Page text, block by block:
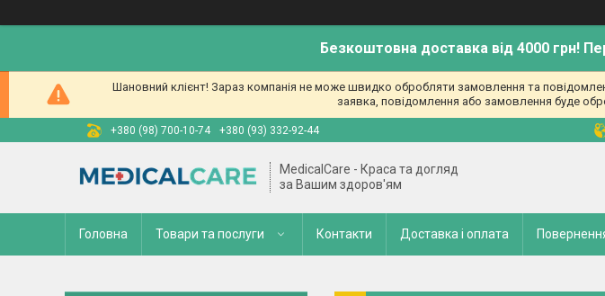
Безкоштовна доставка від 4000 грн!
Шановний клієнт! Зараз компанія не може швидко обробляти замовлення та
заявка, повідомлення або замовлення буде
+380 (98) 700-10-74 +380 (93) 332-92-44
MedicalCare - Краса та догляд
за Вашим здоров'ям
Головна Товари та послуги Контакти Доставка і оплата